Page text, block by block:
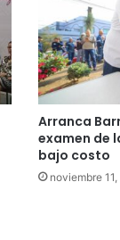
Arranca
examen de
bajo costo
noviembre